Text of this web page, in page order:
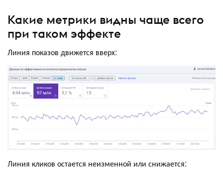
Какие метрики видны чаще всего
при таком эффекте
Линия показов движется вверх:
Линия кликов остается неизменной или снижается: